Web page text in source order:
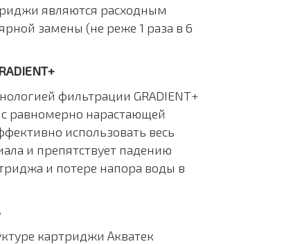
являются расходным
замены (не реже 1 раза в 6
фильтрации GRADIENT+
равномерно нарастающей
использовать весь
и препятствует падению
и потере напора воды в
картриджи Акватек